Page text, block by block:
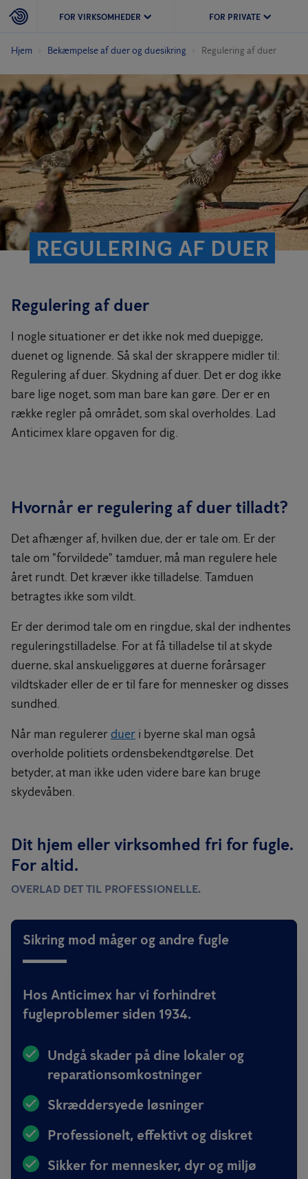
FOR VIRKSOMHEDER FOR PRIVATE
Hjem Bekæmpelse af duer og duesikring Regulering af duer
REGULERING AF DUER
Regulering af duer
I nogle situationer er det ikke nok med duepigge,
duenet og lignende. Så skal der skrappere midler til:
Regulering af duer. Skydning af duer. Det er dog ikke
bare lige noget, som man bare kan gøre. Der er en
række regler på området, som skal overholdes. Lad
Anticimex klare opgaven for dig.
Hvornår er regulering af duer tilladt?
Det afhænger af, hvilken due, der er tale om. Er der
tale om "forvildede" tamduer, må man regulere hele
året rundt. Det kræver ikke tilladelse. Tamduen
betragtes ikke som vildt.
Er der derimod tale om en ringdue, skal der indhentes
reguleringstilladelse. For at få tilladelse til at skyde
duerne, skal anskueliggøres at duerne forårsager
vildtskader eller de er til fare for mennesker og disses
sundhed.
Når man regulerer duer i byerne skal man også
overholde politiets ordensbekendtgørelse. Det
betyder, at man ikke uden videre bare kan bruge
skydevåben.
Dit hjem eller virksomhed fri for fugle.
For altid.
OVERLAD DET TIL PROFESSIONELLE.
Sikring mod måger og andre fugle
Hos Anticimex har vi forhindret
fugleproblemer siden 1934.
Undgå skader på dine lokaler og
reparationsomkostninger
Skræddersyede løsninger
Professionelt, effektivt og diskret
Sikker for mennesker, dyr og miljø